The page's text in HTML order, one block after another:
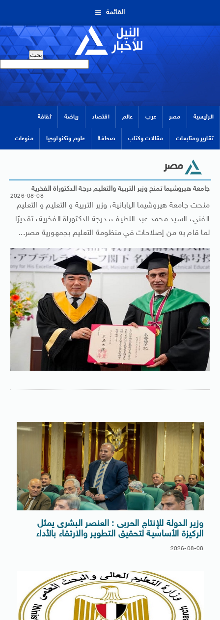
القائمة
الرئيسية مصر عرب عالم اقتصاد رياضة ثقافة
تقارير ومتابعات مقالات وكتاب صحافة علوم وتكنولوجيا منوعات
مصر
جامعة هيروشيما تمنح وزير التربية والتعليم درجة الدكتوراة الفخرية
2026-08-08
منحت جامعة هيروشيما اليابانية، وزير التربية و التعليم و التعليم
الفني، السيد محمد عبد اللطيف، درجة الدكتوراة الفخرية، تقديرًا
لما قام به من إصلاحات في منظومة التعليم بجمهورية مصر...
وزير الدولة للإنتاج الحربى : العنصر البشرى يمثل
الركيزة الأساسية لتحقيق التطوير والارتقاء بالأداء
2026-08-08